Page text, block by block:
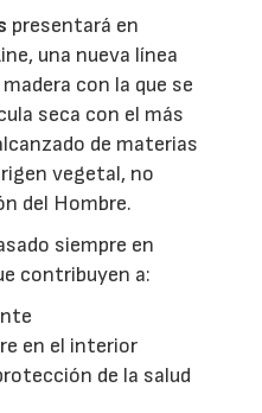
presentará en
una nueva línea
con la que se
seca con el más
de materias
vegetal, no
del Hombre.
siempre en
contribuyen a:
en el interior
de la salud